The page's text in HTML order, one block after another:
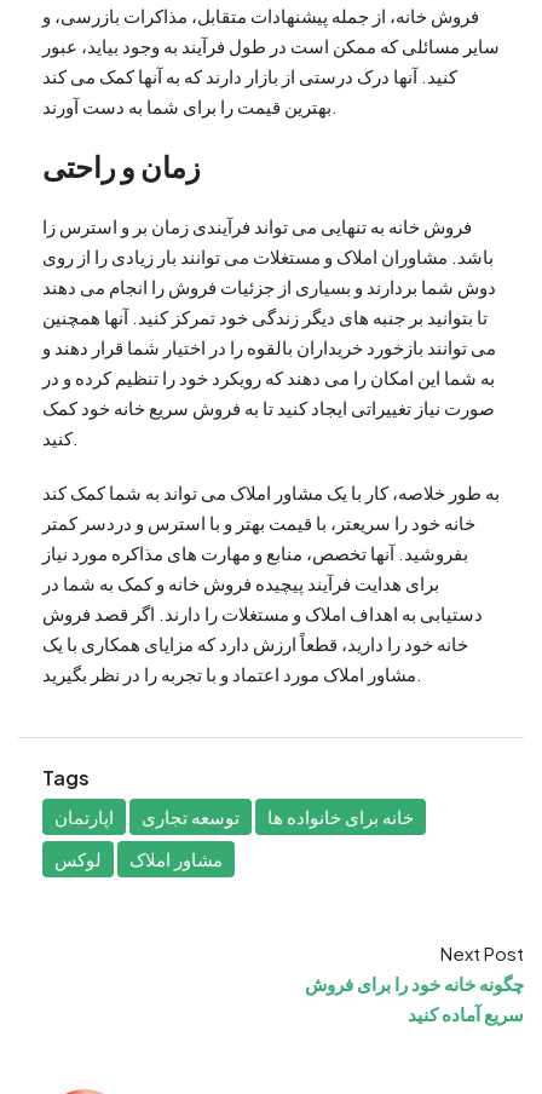
فروش خانه، از جمله پیشنهادات متقابل، مذاکرات بازرسی، و
سایر مسائلی که ممکن است در طول فرآیند به وجود بیاید، عبور
کنید. آنها درک درستی از بازار دارند که به آنها کمک می کند
زمان و راحتی
فروش خانه به تنهایی می تواند فرآیندی زمان بر و استرس زا
باشد. مشاوران املاک و مستغلات می توانند بار زیادی را از روی
دوش شما بردارند و بسیاری از جزئیات فروش را انجام می دهند
تا بتوانید بر جنبه های دیگر زندگی خود تمرکز کنید. آنها همچنین
می توانند بازخورد خریداران بالقوه را در اختیار شما قرار دهند و
به شما این امکان را می دهند که رویکرد خود را تنظیم کرده و در
صورت نیاز تغییراتی ایجاد کنید تا به فروش سریع خانه خود کمک
کنید.
به طور خلاصه، کار با یک مشاور املاک می تواند به شما کمک کند
خانه خود را سریعتر، با قیمت بهتر و با استرس و دردسر کمتر
بفروشید. آنها تخصص، منابع و مهارت های مذاکره مورد نیاز
برای هدایت فرآیند پیچیده فروش خانه و کمک به شما در
دستیابی به اهداف املاک و مستغلات را دارند. اگر قصد فروش
خانه خود را دارید، قطعاً ارزش دارد که مزایای همکاری با یک
Tags
اپارتمان توسعه تجاری
خانه برای خانواده ها
لوکس
مشاور املاک
Next Post
چگونه خانه خود را برای فروش
سریع آماده کنید